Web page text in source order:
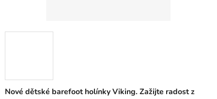
Nové dětské barefoot holínky Viking. Zažijte radost z